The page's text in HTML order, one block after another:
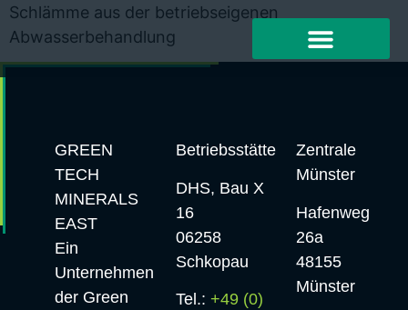
Schlämme aus der betriebseigenen
Abwasserbehandlung
GREEN
TECH
MINERALS
EAST
Ein
Unternehmen
der Green
Betriebsstätte
DHS, Bau X
16
06258
Schkopau
Tel.: +49 (0)
Zentrale
Münster
Hafenweg
26a
48155
Münster